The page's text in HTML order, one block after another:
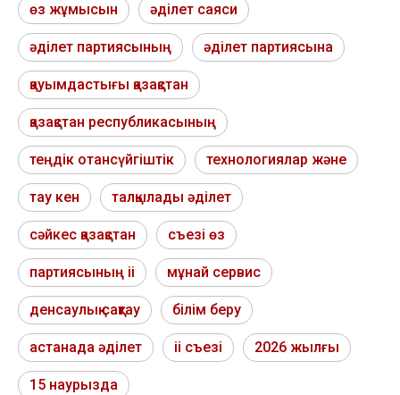
өз жұмысын әділет саяси
әділет партиясының әділет партиясына
қауымдастығы қазақстан
қазақстан республикасының
теңдік отансүйгіштік технологиялар және
тау кен талқылады әділет
сәйкес қазақстан съезі өз
партиясының ii мұнай сервис
денсаулық сақтау білім беру
астанада әділет ii съезі 2026 жылғы
15 наурызда